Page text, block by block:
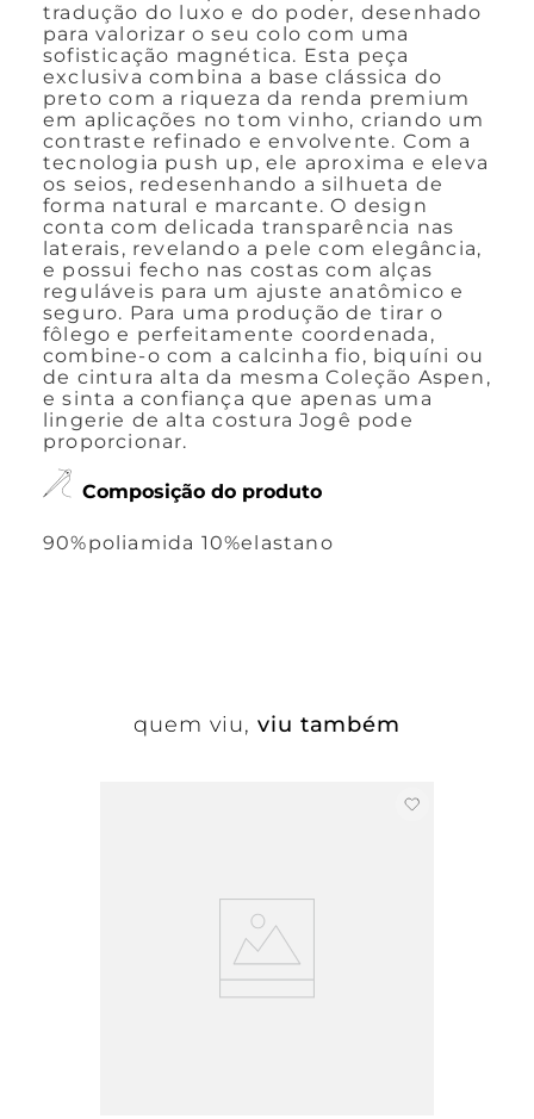
tradução do luxo e do poder, desenhado
para valorizar o seu colo com uma
sofisticação magnética. Esta peça
exclusiva combina a base clássica do
preto com a riqueza da renda premium
em aplicações no tom vinho, criando um
contraste refinado e envolvente. Com a
tecnologia push up, ele aproxima e eleva
os seios, redesenhando a silhueta de
forma natural e marcante. O design
conta com delicada transparência nas
laterais, revelando a pele com elegância,
e possui fecho nas costas com alças
reguláveis para um ajuste anatômico e
seguro. Para uma produção de tirar o
fôlego e perfeitamente coordenada,
combine-o com a calcinha fio, biquíni ou
de cintura alta da mesma Coleção Aspen,
e sinta a confiança que apenas uma
lingerie de alta costura Jogê pode
proporcionar.
Composição do produto
90%poliamida 10%elastano
quem viu, viu também